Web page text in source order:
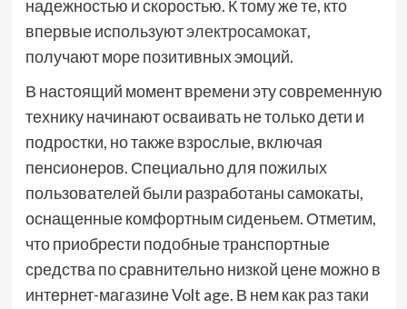
надежностью и скоростью. К тому же те, кто
впервые используютэлектросамокат,
получают море позитивных эмоций.
В настоящий момент времени эту современную
технику начинают осваивать не только дети и
подростки, но также взрослые, включая
пенсионеров. Специально для пожилых
пользователей были разработаны самокаты,
оснащенные комфортным сиденьем. Отметим,
что приобрести подобные транспортные
средства по сравнительно низкой цене можно в
интернет-магазине Volt age. В нем как раз таки